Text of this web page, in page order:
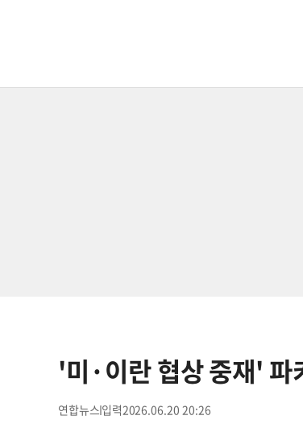
'미·이란 협상 중재' 파
연합뉴스 2026.06.20 20:26